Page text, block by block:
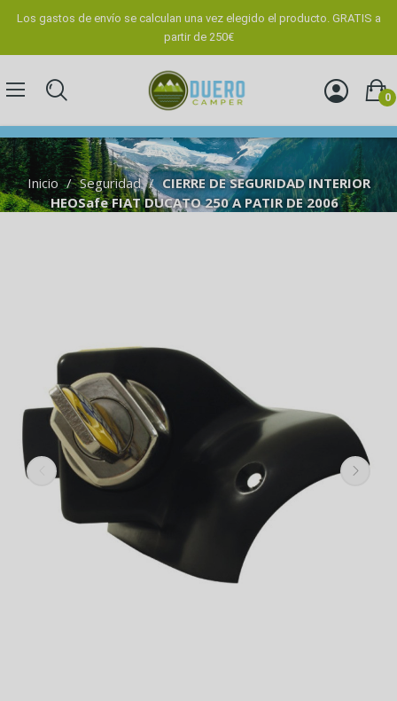
Los gastos de envío se calculan una vez elegido el producto. GRATIS a
partir de 250€
0
Inicio Seguridad
CIERRE DE SEGURIDAD INTERIOR
HEOSafe FIAT DUCATO 250 A PATIR DE 2006